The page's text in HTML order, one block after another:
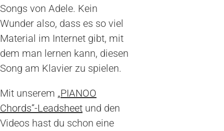
Songs von Adele. Kein
Wunder also, dass es so viel
Material im Internet gibt, mit
dem man lernen kann, diesen
Song am Klavier zu spielen.
Mit unserem „PIANOO
Chords“-Leadsheet und den
Videos hast du schon eine